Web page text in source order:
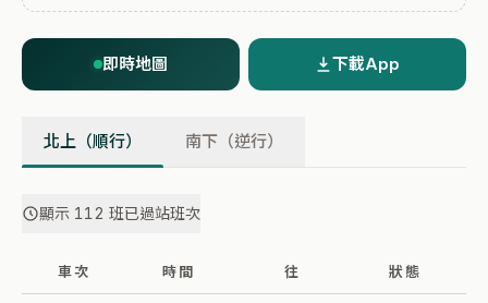
即時地圖 下載App
北上（順行） 南下（逆行）
顯示 112 班已過站班次
車次 時間 往 狀態